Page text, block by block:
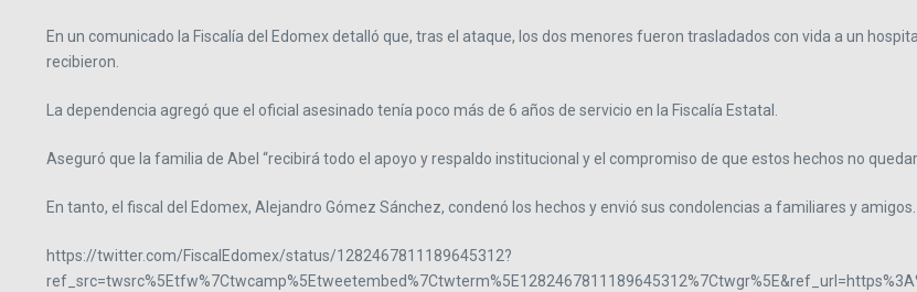
En un comunicado la Fiscalía del Edomex detalló que, tras el ataque, los dos menores fueron trasladados con vida a un
recibieron.
La dependencia agregó que el oficial asesinado tenía poco más de 6 años de servicio en la Fiscalía Estatal.
Aseguró que la familia de Abel “recibirá todo el apoyo y respaldo institucional y el compromiso de que estos hechos no
En tanto, el fiscal del Edomex, Alejandro Gómez Sánchez, condenó los hechos y envió sus condolencias a familiares y amigos.
https://twitter.com/FiscalEdomex/status/1282467811189645312?